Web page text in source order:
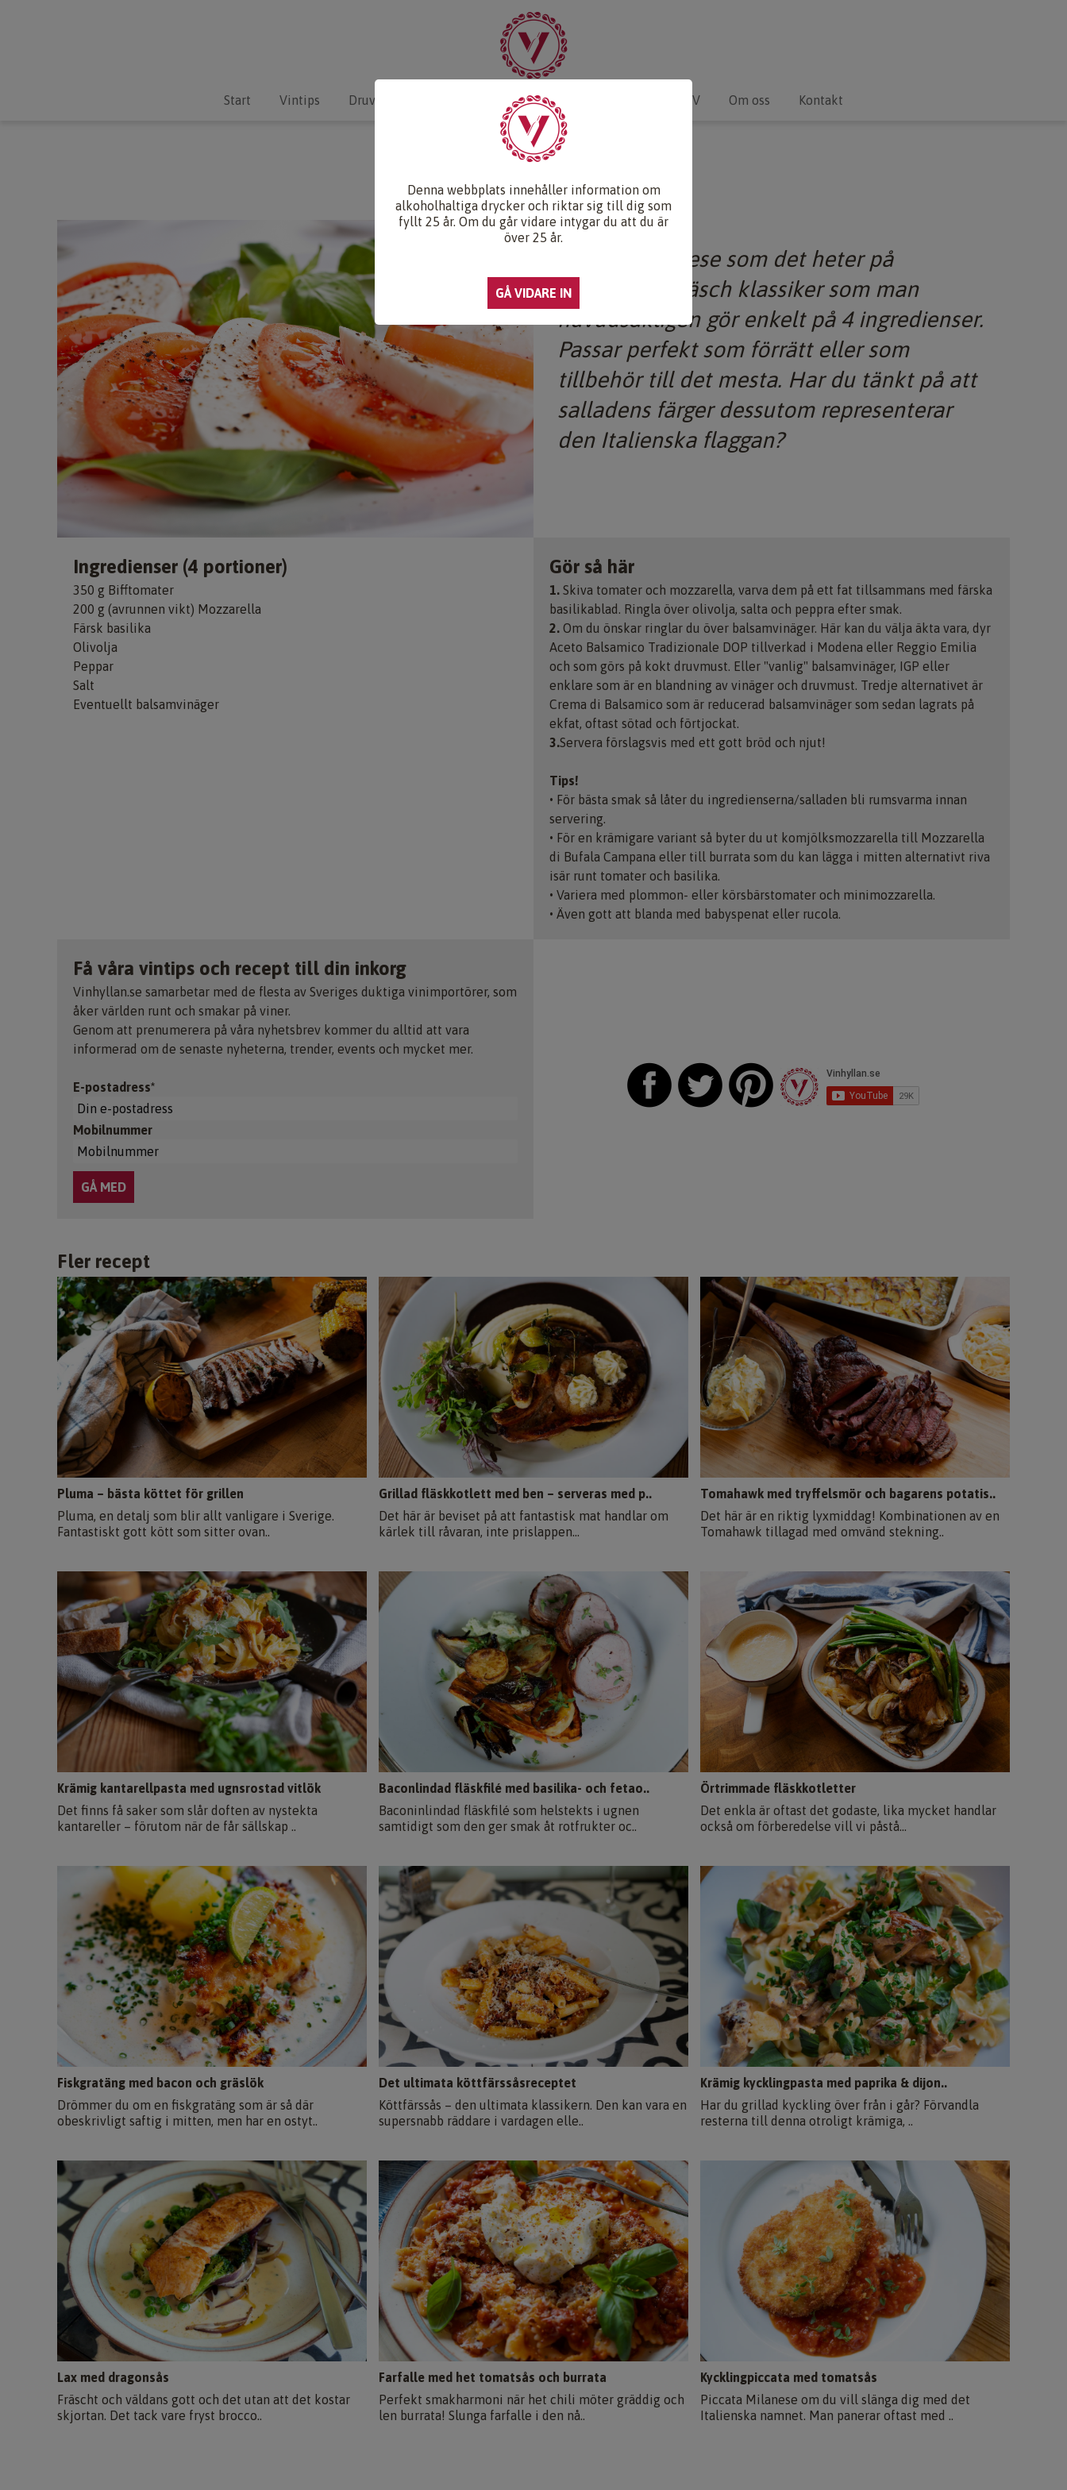
Start Vintips Druvlexikon Recept & Mat Vinkunskap Webb-TV Om oss Kontakt
SALLAD CAPRESE
Insalata Caprese som det heter på
Italienska - fräsch klassiker som man
huvudsakligen gör enkelt på 4 ingredienser.
Passar perfekt som förrätt eller som
tillbehör till det mesta. Har du tänkt på att
salladens färger dessutom representerar
den Italienska flaggan?
Ingredienser (4 portioner)
350 g Bifftomater
200 g (avrunnen vikt) Mozzarella
Färsk basilika
Olivolja
Peppar
Salt
Eventuellt balsamvinäger
Gör så här
1. Skiva tomater och mozzarella, varva dem på ett fat tillsammans med färska
basilikablad. Ringla över olivolja, salta och peppra efter smak.
2. Om du önskar ringlar du över balsamvinäger. Här kan du välja äkta vara, dyr
Aceto Balsamico Tradizionale DOP tillverkad i Modena eller Reggio Emilia
och som görs på kokt druvmust. Eller "vanlig" balsamvinäger, IGP eller
enklare som är en blandning av vinäger och druvmust. Tredje alternativet är
Crema di Balsamico som är reducerad balsamvinäger som sedan lagrats på
ekfat, oftast sötad och förtjockat.
3.Servera förslagsvis med ett gott bröd och njut!
Tips!
• För bästa smak så låter du ingredienserna/salladen bli rumsvarma innan
servering.
• För en krämigare variant så byter du ut komjölksmozzarella till Mozzarella
di Bufala Campana eller till burrata som du kan lägga i mitten alternativt riva
isär runt tomater och basilika.
• Variera med plommon- eller körsbärstomater och minimozzarella.
• Även gott att blanda med babyspenat eller rucola.
Få våra vintips och recept till din inkorg
Vinhyllan.se samarbetar med de flesta av Sveriges duktiga vinimportörer, som
åker världen runt och smakar på viner.
Genom att prenumerera på våra nyhetsbrev kommer du alltid att vara
informerad om de senaste nyheterna, trender, events och mycket mer.
E-postadress*
Mobilnummer
Fler recept
Pluma – bästa köttet för grillen
Pluma, en detalj som blir allt vanligare i Sverige.
Fantastiskt gott kött som sitter ovan..
Grillad fläskkotlett med ben – serveras med p..
Det här är beviset på att fantastisk mat handlar om
kärlek till råvaran, inte prislappen...
Tomahawk med tryffelsmör och bagarens potatis..
Det här är en riktig lyxmiddag! Kombinationen av en
Tomahawk tillagad med omvänd stekning..
Krämig kantarellpasta med ugnsrostad vitlök
Det finns få saker som slår doften av nystekta
kantareller – förutom när de får sällskap ..
Baconlindad fläskfilé med basilika- och fetao..
Baconinlindad fläskfilé som helstekts i ugnen
samtidigt som den ger smak åt rotfrukter oc..
Örtrimmade fläskkotletter
Det enkla är oftast det godaste, lika mycket handlar
också om förberedelse vill vi påstå...
Fiskgratäng med bacon och gräslök
Drömmer du om en fiskgratäng som är så där
obeskrivligt saftig i mitten, men har en ostyt..
Det ultimata köttfärssåsreceptet
Köttfärssås – den ultimata klassikern. Den kan vara en
supersnabb räddare i vardagen elle..
Krämig kycklingpasta med paprika & dijon..
Har du grillad kyckling över från i går? Förvandla
resterna till denna otroligt krämiga, ..
Lax med dragonsås
Fräscht och väldans gott och det utan att det kostar
skjortan. Det tack vare fryst brocco..
Farfalle med het tomatsås och burrata
Perfekt smakharmoni när het chili möter gräddig och
len burrata! Slunga farfalle i den nå..
Kycklingpiccata med tomatsås
Piccata Milanese om du vill slänga dig med det
Italienska namnet. Man panerar oftast med ..
Denna webbplats innehåller information om
alkoholhaltiga drycker och riktar sig till dig som
fyllt 25 år. Om du går vidare intygar du att du är
över 25 år.